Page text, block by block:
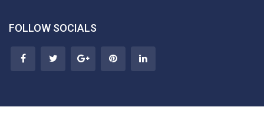
FOLLOW SOCIALS